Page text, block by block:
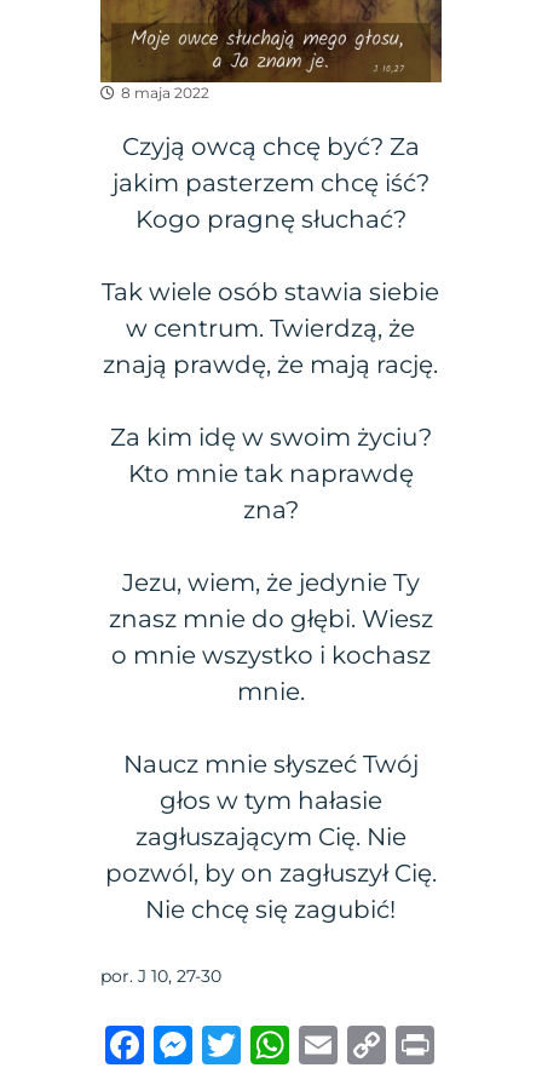
8 maja 2022
Czyją owcą chcę być? Za
jakim pasterzem chcę iść?
Kogo pragnę słuchać?
Tak wiele osób stawia siebie
w centrum. Twierdzą, że
znają prawdę, że mają rację.
Za kim idę w swoim życiu?
Kto mnie tak naprawdę
zna?
Jezu, wiem, że jedynie Ty
znasz mnie do głębi. Wiesz
o mnie wszystko i kochasz
mnie.
Naucz mnie słyszeć Twój
głos w tym hałasie
zagłuszającym Cię. Nie
pozwól, by on zagłuszył Cię.
Nie chcę się zagubić!
por. J 10, 27-30
F
M T
W E
C